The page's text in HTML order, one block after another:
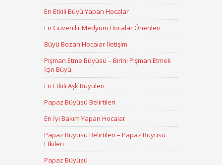
En Etkili Büyü Yapan Hocalar
En Güvenilir Medyum Hocalar Önerileri
Büyü Bozan Hocalar İletişim
Pişman Etme Büyüsü – Birini Pişman Etmek
İçin Büyü
En Etkili Aşk Büyüleri
Papaz Büyüsü Belirtileri
En İyi Bakım Yapan Hocalar
Papaz Büyüsü Belirtileri – Papaz Büyüsü
Etkileri
Papaz Büyüsü